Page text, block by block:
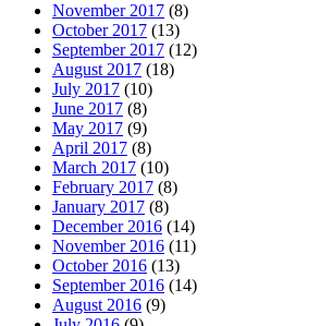
November 2017 (8)
October 2017 (13)
September 2017 (12)
August 2017 (18)
July 2017 (10)
June 2017 (8)
May 2017 (9)
April 2017 (8)
March 2017 (10)
February 2017 (8)
January 2017 (8)
December 2016 (14)
November 2016 (11)
October 2016 (13)
September 2016 (14)
August 2016 (9)